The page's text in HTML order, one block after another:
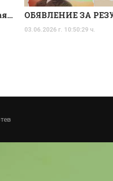
От Европа към класната стая – учителите на ОУ „Христо Ботев“ превръщат международния опит във вдъхновяващи уроци
03.06.2026 г. 10:50:29 ч.